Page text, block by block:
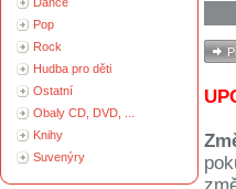
Pop
Rock
Hudba pro děti
Ostatní
Obaly CD, DVD, ...
Knihy
Suvenýry